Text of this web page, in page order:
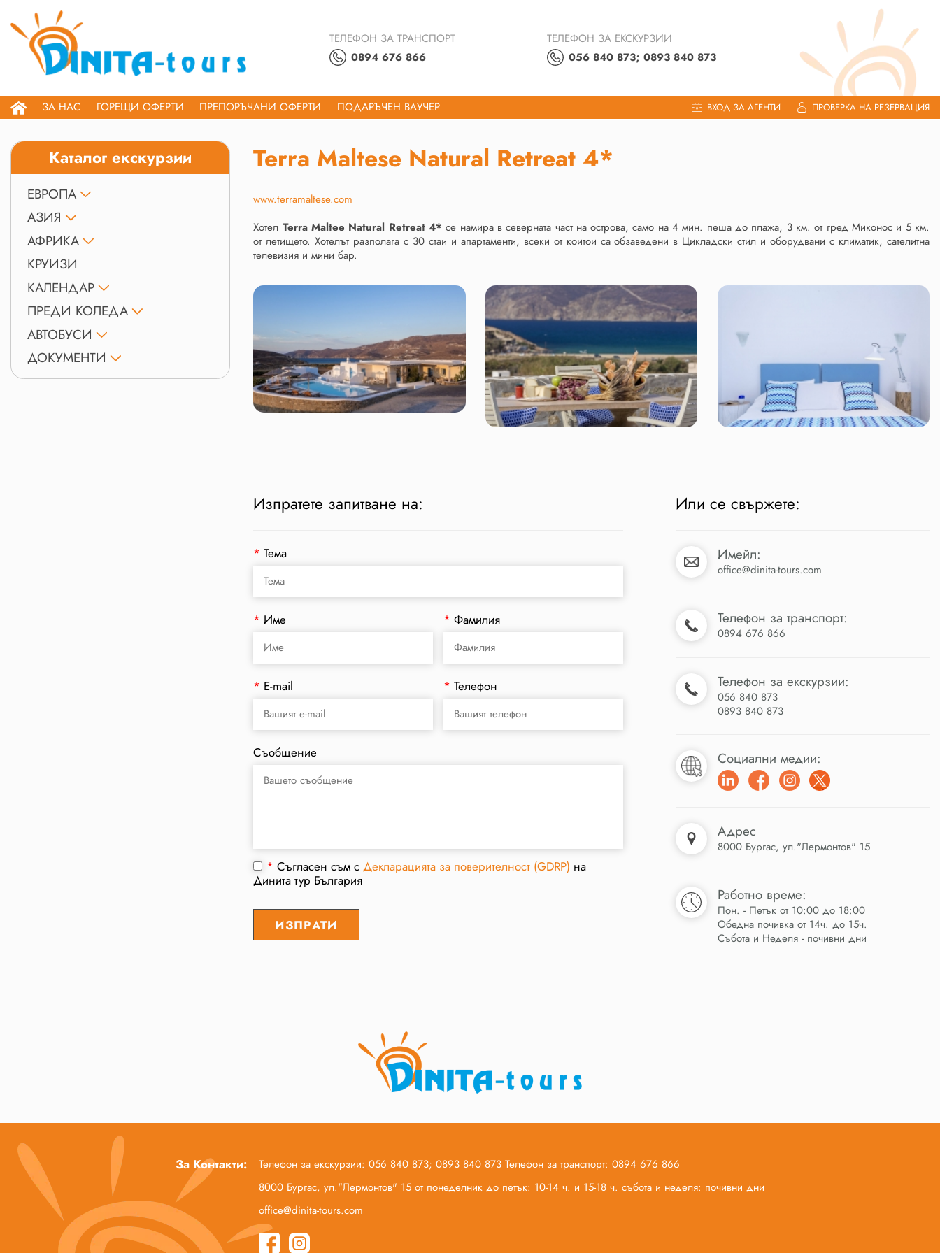
ТЕЛЕФОН ЗА ТРАНСПОРТ
0894 676 866
ТЕЛЕФОН ЗА ЕКСКУРЗИИ
056 840 873; 0893 840 873
ЗА НАС ГОРЕЩИ ОФЕРТИ ПРЕПОРЪЧАНИ ОФЕРТИ ПОДАРЪЧЕН ВАУЧЕР ВХОД ЗА АГЕНТИ ПРОВЕРКА НА РЕЗЕРВАЦИЯ
Каталог екскурзии
ЕВРОПА
АЗИЯ
АФРИКА
КРУИЗИ
КАЛЕНДАР
ПРЕДИ КОЛЕДА
АВТОБУСИ
ДОКУМЕНТИ
Terra Maltese Natural Retreat 4*
www.terramaltese.com
Хотел Terra Maltee Natural Retreat4* се намира в северната част на острова, само на 4 мин. пеша до плажа, 3 км. от гред Миконос и 5 км.
от летището. Хотелът разполага с 30 стаи и апартаменти, всеки от коитои са обзаведени в Цикладски стил и оборудвани с климатик, сателитна
телевизия и мини бар.
Изпратете запитване на:
*Тема
* Име *Фамилия
* E-mail *Телефон
Съобщение
* Съгласен съм с Декларацията за поверителност (GDRP) на
Динита тур България
Или се свържете:
Имейл:
office@dinita-tours.com
Телефон за транспорт:
0894 676 866
Телефон за екскурзии:
056 840 873
0893 840 873
Социални медии:
Адрес
8000 Бургас, ул."Лермонтов" 15
Работно време:
Пон. - Петък от 10:00 до 18:00
Обедна почивка от 14ч. до 15ч.
Събота и Неделя - почивни дни
За Контакти:
Телефон за екскурзии: 056 840 873; 0893 840 873 Телефон за транспорт: 0894 676 866
8000 Бургас, ул."Лермонтов" 15 от понеделник до петък: 10-14 ч. и 15-18 ч. събота и неделя: почивни дни
office@dinita-tours.com